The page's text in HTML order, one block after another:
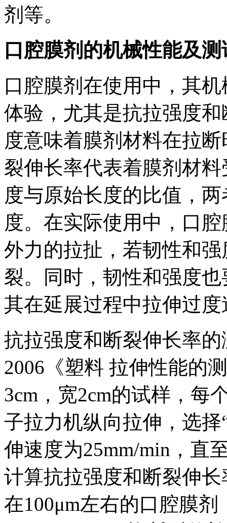
剂等。
口腔膜剂的机械性能及
口腔膜剂在使用中，其
体验，尤其是抗拉强度
度意味着膜剂材料在拉
裂伸长率代表着膜剂材
度与原始长度的比值，
度。在实际使用中，口
外力的拉扯，若韧性和
裂。同时，韧性和强度
其在延展过程中拉伸过
抗拉强度和断裂伸长率
2006《塑料 拉伸性能的
3cm，宽2cm的试样，每
子拉力机纵向拉伸，选
伸速度为25mm/min，直
计算抗拉强度和断裂伸
在100μm左右的口腔膜